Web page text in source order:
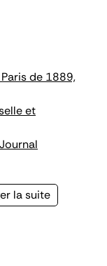
de 1889,
et
la suite